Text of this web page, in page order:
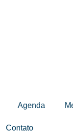
Agenda
Contato